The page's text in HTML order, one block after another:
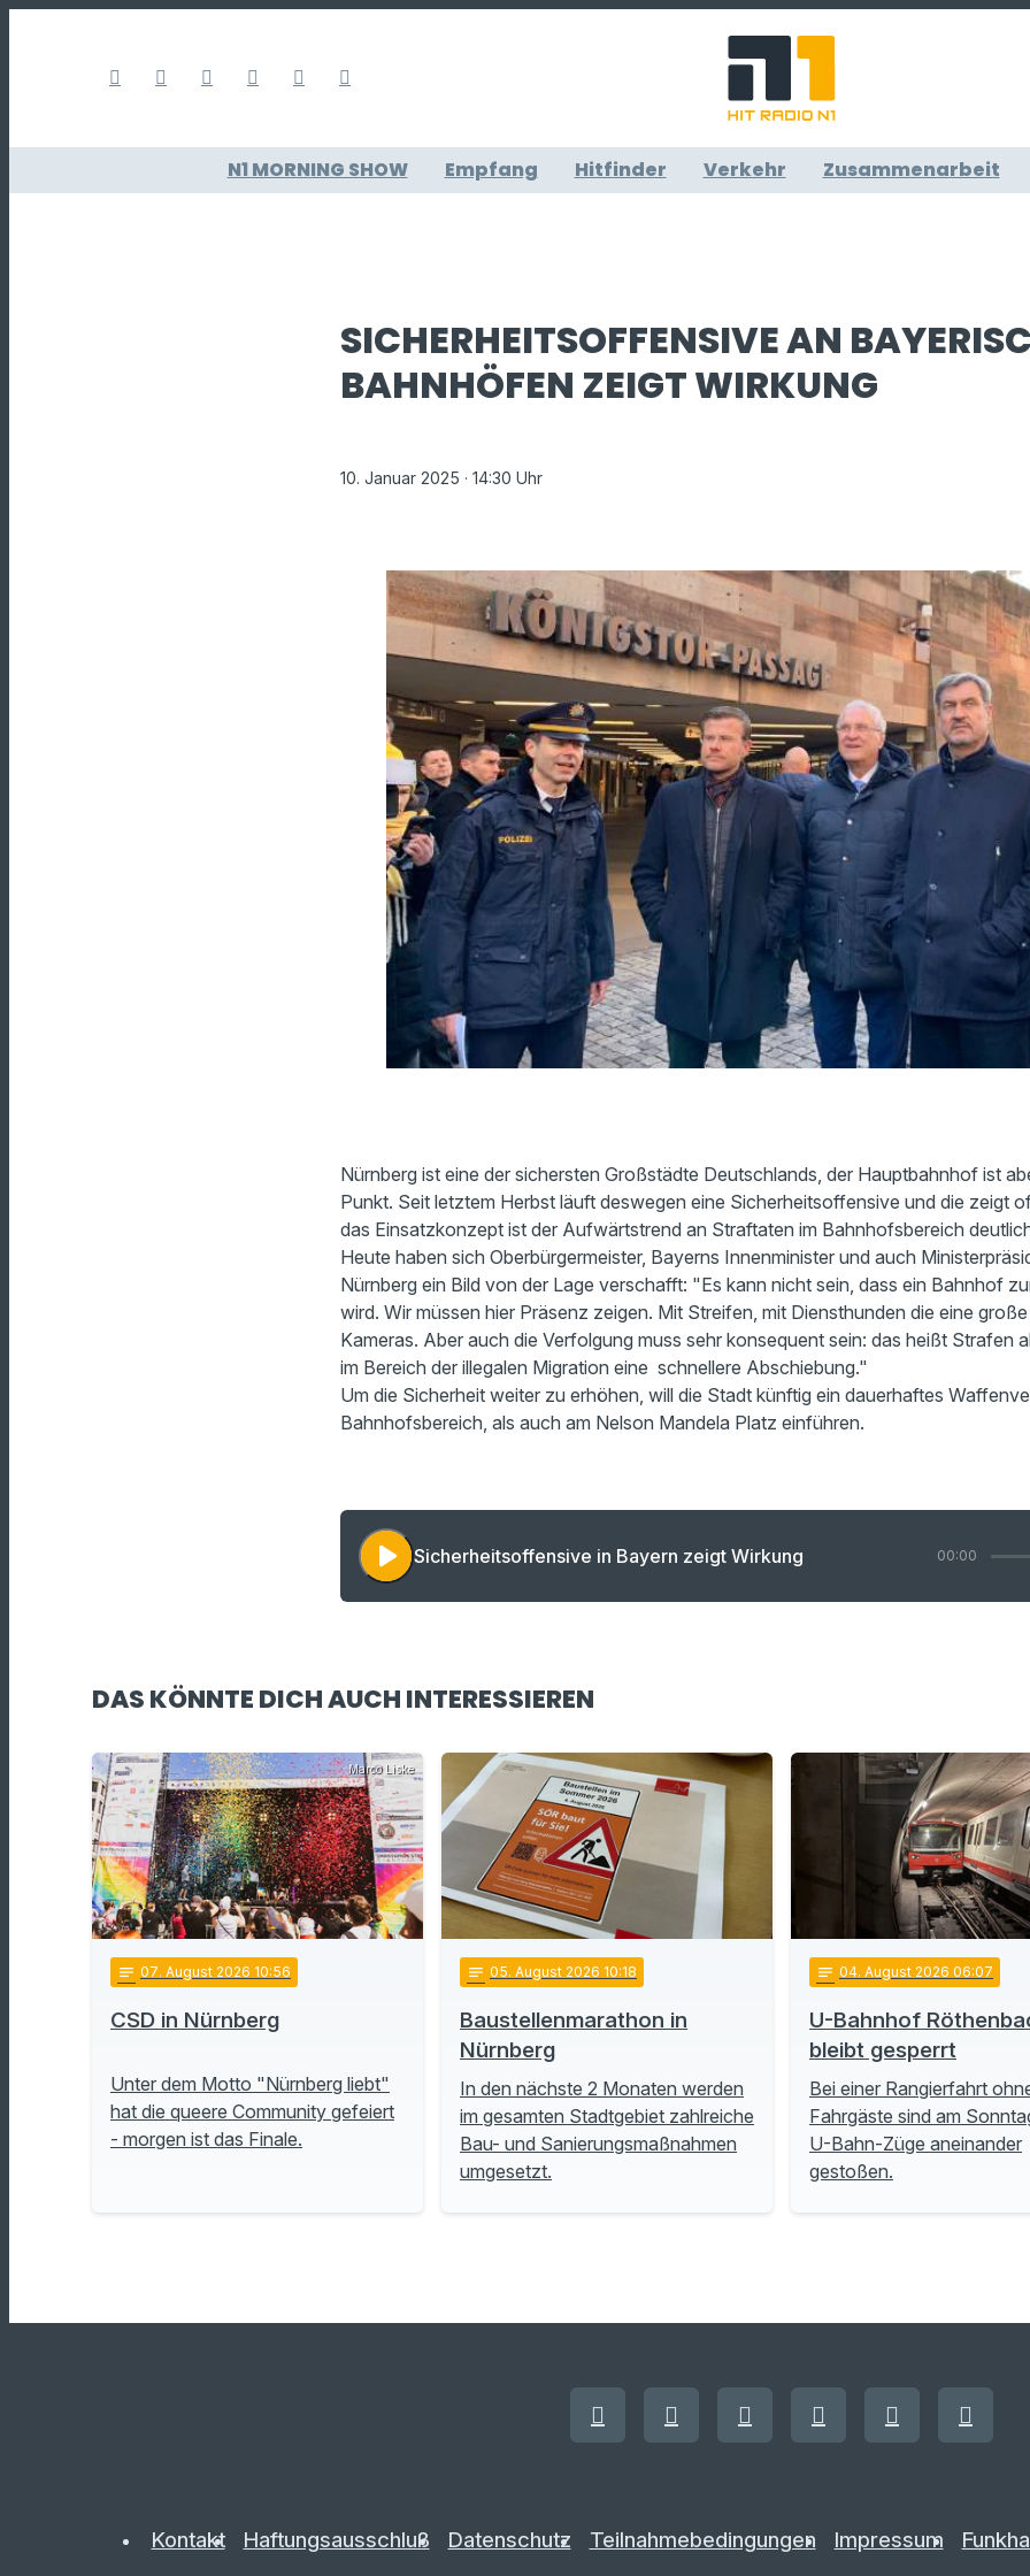
N1 MORNING SHOW Empfang Hitfinder Verkehr Zusammenarbeit
SICHERHEITSOFFENSIVE AN
BAHNHÖFEN ZEIGT WIRKUNG
10. Januar 2025 · 14:30 Uhr
Nürnberg ist eine der sichersten Großstädte Deutschlands, der Hauptbahnhof ist
Punkt. Seit letztem Herbst läuft deswegen eine Sicherheitsoffensive und die zeigt
das Einsatzkonzept ist der Aufwärtstrend an Straftaten im Bahnhofsbereich
Heute haben sich Oberbürgermeister, Bayerns Innenminister und auch
Nürnberg ein Bild von der Lage verschafft: "Es kann nicht sein, dass ein Bahnhof
wird. Wir müssen hier Präsenz zeigen. Mit Streifen, mit Diensthunden die eine
Kameras. Aber auch die Verfolgung muss sehr konsequent sein: das heißt Strafen
im Bereich der illegalen Migration eine schnellere Abschiebung."
Um die Sicherheit weiter zu erhöhen, will die Stadt künftig ein dauerhaftes
Bahnhofsbereich, als auch am Nelson Mandela Platz einführen.
play_arrow Sicherheitsoffensive in Bayern zeigt Wirkung 00:00
DAS KÖNNTE DICH AUCH INTERESSIEREN
Marco Liske
notes 07. August 2026 10:56
CSD in Nürnberg
Unter dem Motto "Nürnberg liebt"
hat die queere Community gefeiert
- morgen ist das Finale.
notes 05. August 2026 10:18
Baustellenmarathon in
Nürnberg
In den nächste 2 Monaten werden
im gesamten Stadtgebiet zahlreiche
Bau- und Sanierungsmaßnahmen
umgesetzt.
notes 04. August 2026 06:07
U-Bahnhof
bleibt gesperrt
Bei einer Rangierfahrt
Fahrgäste sind am
U-Bahn-Züge aneinander
gestoßen.
Kontakt Haftungsausschluß Datenschutz Teilnahmebedingungen Impressum